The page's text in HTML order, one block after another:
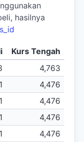
hasilnya
Kurs Tengah
4,763
4,476
4,476
4,476
4,476